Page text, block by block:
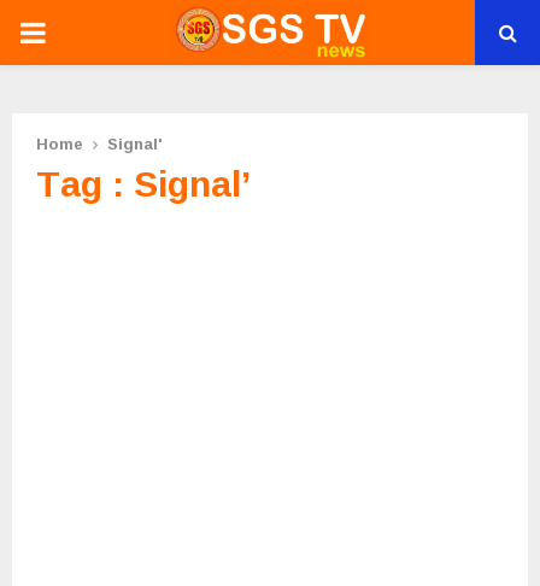
PRIMARY
Home Signal'
Tag : Signal’